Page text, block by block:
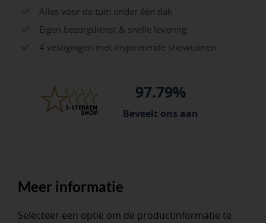
Alles voor de tuin onder één dak
Eigen bezorgdienst & snelle levering
4 vestigingen met inspirerende showtuinen
97.79%
Beveelt ons aan
Meer informatie
Selecteer een optie om de productinformatie te